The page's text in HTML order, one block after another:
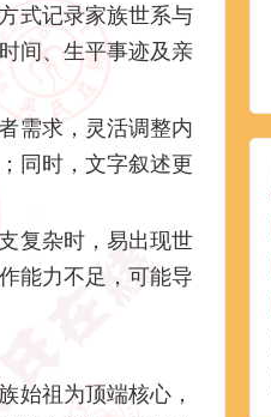
式记录家族世系与
间、生平事迹及亲
需求，灵活调整内
同时，文字叙述更
复杂时，易出现世
能力不足，可能导
始祖为顶端核心，